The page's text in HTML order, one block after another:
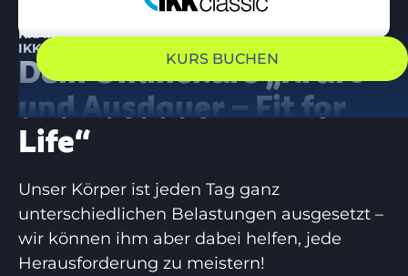
KRAFT UND ENERGIE! – UNTERSTÜTZT DURCH DEINE
IKK CLASSIC
Dein Onlinekurs „Kraft
und Ausdauer – Fit for
Life“
Unser Körper ist jeden Tag ganz
unterschiedlichen Belastungen ausgesetzt –
wir können ihm aber dabei helfen, jede
Herausforderung zu meistern!
KURS BUCHEN